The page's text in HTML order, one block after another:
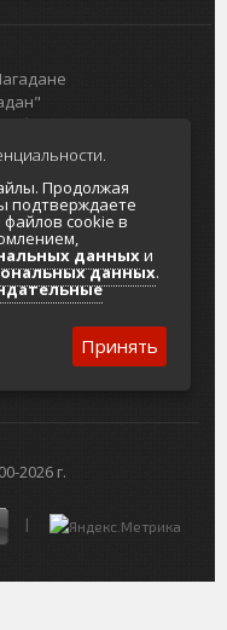
объявлений
портал
обработки
персональных
2026 г.
Продолжая
подтверждаете
файлов cookie в
данныхи
данных.
Принять